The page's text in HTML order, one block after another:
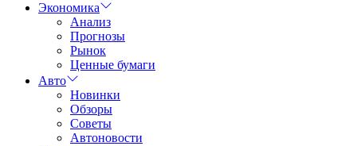
Экономика
Анализ
Прогнозы
Рынок
Ценные бумаги
Авто
Новинки
Обзоры
Советы
Автоновости